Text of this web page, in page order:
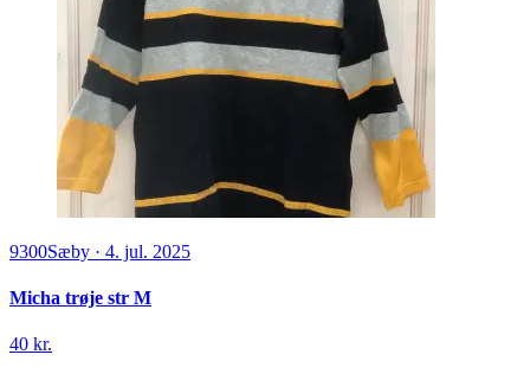
9300Sæby · 4. jul. 2025
Micha trøje str M
40 kr.